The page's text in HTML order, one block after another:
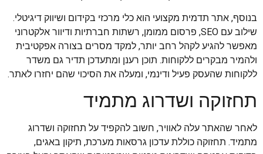
בנוסף, אתר תדמית מקצועי הוא כלי מרכזי בקידום ושיווק דיגיטלי.
שילוב עם SEO, פרסום ממומן, רשתות חברתיות ודיוור אלקטרוני
מאפשר להגיע לקהל רחב יותר, למקד מסרים בצורה אפקטיבית
ולהמיר מבקרים ללקוחות. תוכן רענן ומתעדכן תדיר גם משדר
ללקוחות שהעסק פעיל ודינמי, ומעלה את הסיכוי שהם יחזרו לאתר.
תחזוקה ושדרוג מתמיד
לאחר שהאתר עלה לאוויר, חשוב להקפיד על תחזוקה ושדרוג
מתמיד. תחזוקה כוללת עדכון גרסאות מערכת, תיקון באגים,